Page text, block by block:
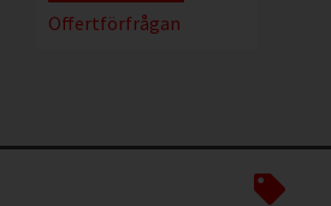
Offertförfrågan